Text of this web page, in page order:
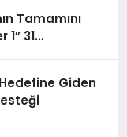
Tamamını
1” 31
Giden